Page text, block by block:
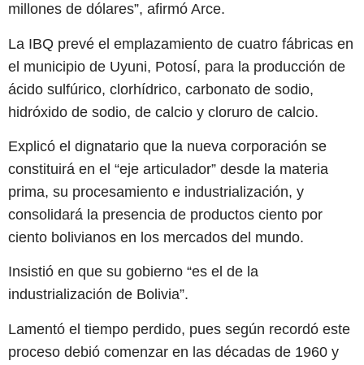
millones de dólares”, afirmó Arce.
La IBQ prevé el emplazamiento de cuatro fábricas en
el municipio de Uyuni, Potosí, para la producción de
ácido sulfúrico, clorhídrico, carbonato de sodio,
hidróxido de sodio, de calcio y cloruro de calcio.
Explicó el dignatario que la nueva corporación se
constituirá en el “eje articulador” desde la materia
prima, su procesamiento e industrialización, y
consolidará la presencia de productos ciento por
ciento bolivianos en los mercados del mundo.
Insistió en que su gobierno “es el de la
industrialización de Bolivia”.
Lamentó el tiempo perdido, pues según recordó este
proceso debió comenzar en las décadas de 1960 y